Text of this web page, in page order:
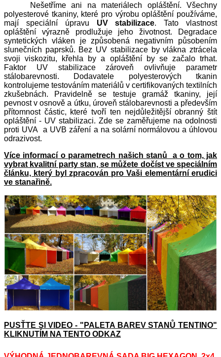
Nešetříme ani na materiálech opláštění. Všechny
polyesterové tkaniny, které pro výrobu opláštění používáme,
mají speciální úpravu UV stabilizace. Tato vlastnost
opláštění výrazně prodlužuje jeho životnost. Degradace
syntetických vláken je způsobená negativním působením
slunečních paprsků. Bez UV stabilizace by vlákna ztrácela
svoji viskozitu, křehla by a opláštění by se začalo trhat.
Faktor UV stabilizace zároveň ovlivňuje parametr
stálobarevnosti. Dodavatele polyesterových tkanin
kontrolujeme testováním materiálů v certifikovaných textilních
zkušebnách. Pravidelně se testuje gramáž tkaniny, její
pevnost v osnově a útku, úroveň stálobarevnosti a především
přítomnost částic, které tvoří ten nejdůležitější obranný štít
opláštění - UV stabilizaci. Zde se zaměřujeme na odolnosti
proti UVA a UVB záření a na solární normálovou a úhlovou
odrazivost.
Více informací o parametrech našich stanů a o tom, jak
vybrat kvalitní party stan, se můžete dočíst ve speciálním
článku, který byl zpracován pro Vaši elementární erudici
ve stanařině.
PUSŤTE SI VIDEO - "PALETA BAREV STANŮ TENTINO"
KLIKNUTÍM NA TENTO ODKAZ